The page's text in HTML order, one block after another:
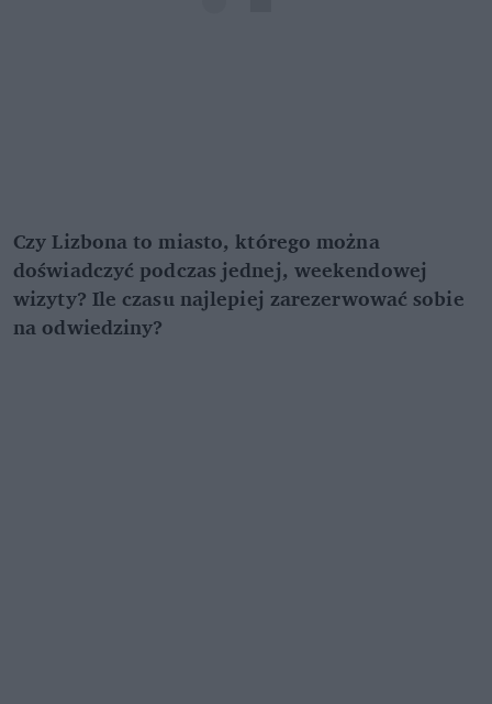
Czy Lizbona to miasto, którego można
doświadczyć podczas jednej, weekendowej
wizyty? Ile czasu najlepiej zarezerwować sobie
na odwiedziny?